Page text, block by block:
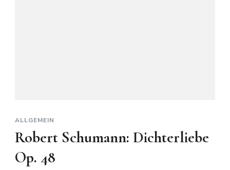
ALLGEMEIN
Robert Schumann: Dichterliebe
Op. 48